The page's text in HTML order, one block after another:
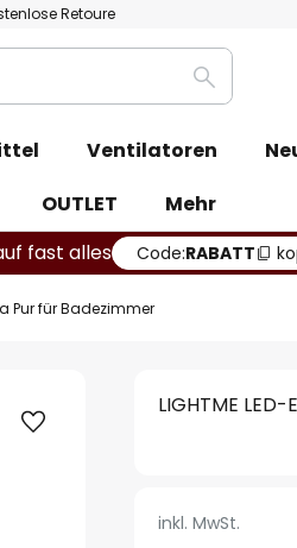
Retoure
Suche
Ventilatoren
OUTLET
Mehr
fast alles Code:RABATT
Pur für Badezimmer
LIGHTME
inkl. MwSt.